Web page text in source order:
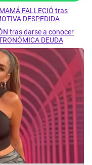
FALLECIÓ tras
DESPEDIDA
tras darse a conocer
DEUDA